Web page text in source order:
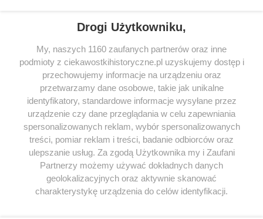
SERWIS
SPOŁECZNOŚĆ
WSPÓŁPRACA
KONTAKT
ODWIEDŹ RÓWNIEŻ:
Drogi Użytkowniku,
My, naszych 1160 zaufanych partnerów oraz inne
podmioty z ciekawostkihistoryczne.pl uzyskujemy dostęp i
przechowujemy informacje na urządzeniu oraz
przetwarzamy dane osobowe, takie jak unikalne
identyfikatory, standardowe informacje wysyłane przez
urządzenie czy dane przeglądania w celu zapewniania
spersonalizowanych reklam, wybór spersonalizowanych
treści, pomiar reklam i treści, badanie odbiorców oraz
ulepszanie usług. Za zgodą Użytkownika my i Zaufani
Partnerzy możemy używać dokładnych danych
geolokalizacyjnych oraz aktywnie skanować
charakterystykę urządzenia do celów identyfikacji.